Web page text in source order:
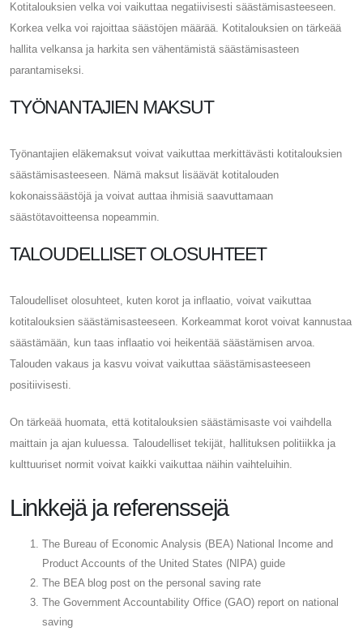
Kotitalouksien velka voi vaikuttaa negatiivisesti säästämisasteeseen.
Korkea velka voi rajoittaa säästöjen määrää. Kotitalouksien on tärkeää
hallita velkansa ja harkita sen vähentämistä säästämisasteen
parantamiseksi.
TYÖNANTAJIEN MAKSUT
Työnantajien eläkemaksut voivat vaikuttaa merkittävästi kotitalouksien
säästämisasteeseen. Nämä maksut lisäävät kotitalouden
kokonaissäästöjä ja voivat auttaa ihmisiä saavuttamaan
säästötavoitteensa nopeammin.
TALOUDELLISET OLOSUHTEET
Taloudelliset olosuhteet, kuten korot ja inflaatio, voivat vaikuttaa
kotitalouksien säästämisasteeseen. Korkeammat korot voivat kannustaa
säästämään, kun taas inflaatio voi heikentää säästämisen arvoa.
Talouden vakaus ja kasvu voivat vaikuttaa säästämisasteeseen
positiivisesti.
On tärkeää huomata, että kotitalouksien säästämisaste voi vaihdella
maittain ja ajan kuluessa. Taloudelliset tekijät, hallituksen politiikka ja
kulttuuriset normit voivat kaikki vaikuttaa näihin vaihteluihin.
Linkkejä ja referenssejä
The Bureau of Economic Analysis (BEA) National Income and
Product Accounts of the United States (NIPA) guide
The BEA blog post on the personal saving rate
The Government Accountability Office (GAO) report on national
saving